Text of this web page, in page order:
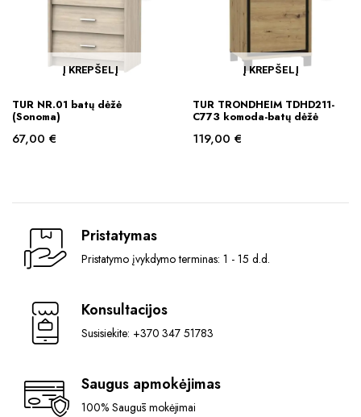
Į KREPŠELĮ
TUR NR.01 batų dėžė
(Sonoma)
67,00 €
Į KREPŠELĮ
TUR TRONDHEIM TDHD211-
C773 komoda-batų dėžė
119,00 €
Pristatymas
Pristatymo įvykdymo terminas: 1 - 15 d.d.
Konsultacijos
Susisiekite: +370 347 51783
Saugus apmokėjimas
100% Saugūs mokėjimai